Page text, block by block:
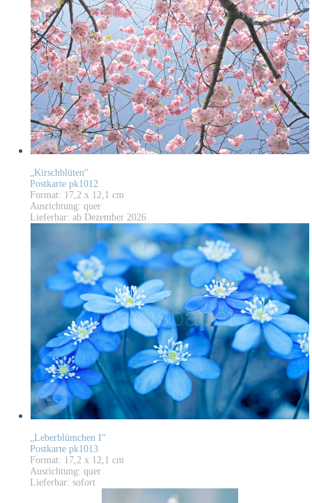
„Kirschblüten“
Postkarte pk1012
Format: 17,2 x 12,1 cm
Ausrichtung: quer
Lieferbar: ab Dezember 2026
„Leberblümchen I“
Postkarte pk1013
Format: 17,2 x 12,1 cm
Ausrichtung: quer
Lieferbar: sofort